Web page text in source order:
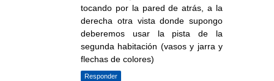
tocando por la pared de atrás, a la
derecha otra vista donde supongo
deberemos usar la pista de la
segunda habitación (vasos y jarra y
flechas de colores)
Responder